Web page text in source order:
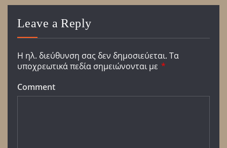
Leave a Reply
Η ηλ. διεύθυνση σας δεν δημοσιεύεται. Τα
υποχρεωτικά πεδία σημειώνονται με *
Comment